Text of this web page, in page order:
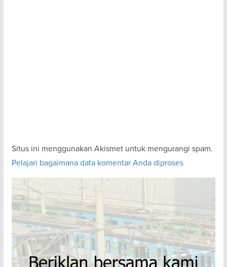
Situs ini menggunakan Akismet untuk mengurangi spam.
Pelajari bagaimana data komentar Anda diproses